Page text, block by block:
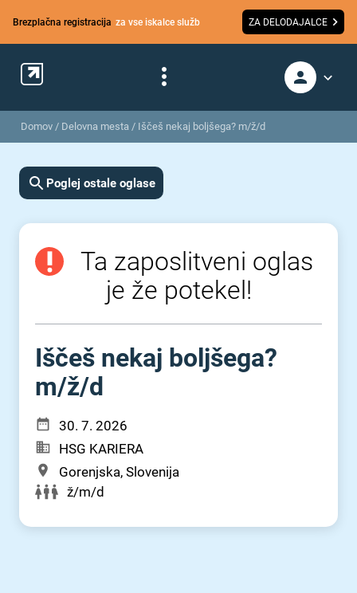
Brezplačna registracija za vse iskalce služb ZA DELODAJALCE
Domov / Delovna mesta / Iščeš nekaj boljšega? m/ž/d
Poglej ostale oglase
Ta zaposlitveni oglas
je že potekel!
Iščeš nekaj boljšega?
m⁠/⁠ž⁠/⁠d
30. 7. 2026
HSG KARIERA
Gorenjska, Slovenija
ž/m/d